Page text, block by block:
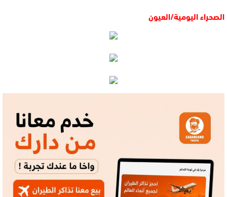
الصحراء اليومية/العيون